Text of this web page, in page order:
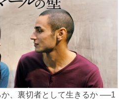
、裏切者として生きるか ──1